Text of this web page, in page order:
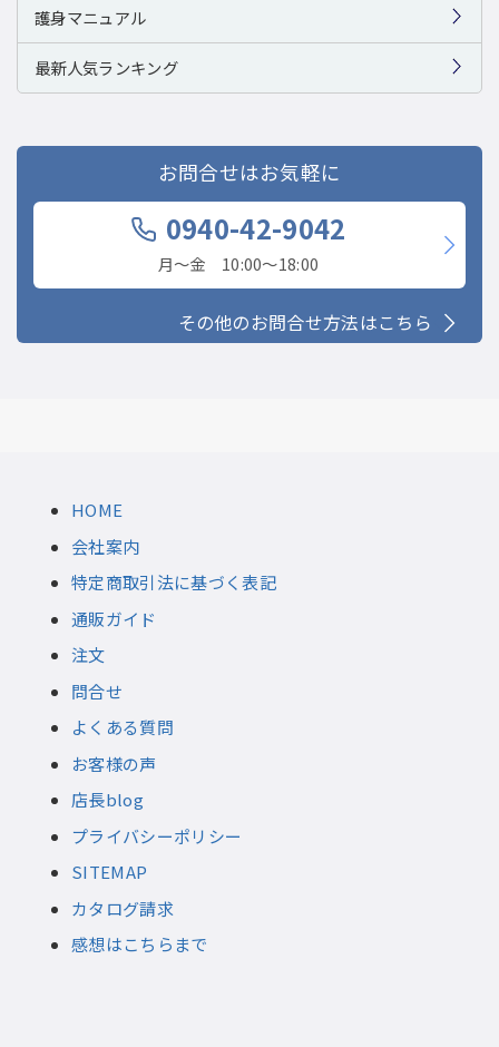
護身マニュアル
最新人気ランキング
お問合せはお気軽に
0940-42-9042
月〜金 10:00〜18:00
その他のお問合せ方法はこちら
HOME
会社案内
特定商取引法に基づく表記
通販ガイド
注文
問合せ
よくある質問
お客様の声
店長blog
プライバシーポリシー
SITEMAP
カタログ請求
感想はこちらまで